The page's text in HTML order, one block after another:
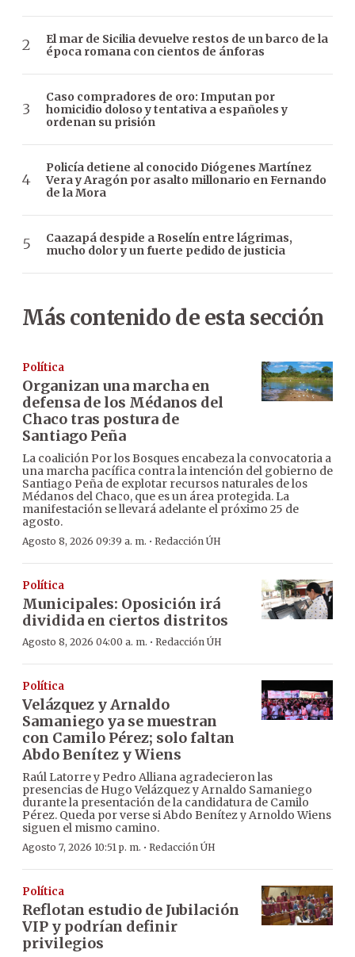
El mar de Sicilia devuelve restos de un barco de la
época romana con cientos de ánforas
Caso compradores de oro: Imputan por
homicidio doloso y tentativa a españoles y
ordenan su prisión
Policía detiene al conocido Diógenes Martínez
Vera y Aragón por asalto millonario en Fernando
de la Mora
Caazapá despide a Roselín entre lágrimas,
mucho dolor y un fuerte pedido de justicia
Más contenido de esta sección
Política
Organizan una marcha en
defensa de los Médanos del
Chaco tras postura de
Santiago Peña
La coalición Por los Bosques encabeza la convocatoria a
una marcha pacífica contra la intención del gobierno de
Santiago Peña de explotar recursos naturales de los
Médanos del Chaco, que es un área protegida. La
manifestación se llevará adelante el próximo 25 de
agosto.
Agosto 8, 2026 09:39 a. m. · Redacción ÚH
Política
Municipales: Oposición irá
dividida en ciertos distritos
Agosto 8, 2026 04:00 a. m. · Redacción ÚH
Política
Velázquez y Arnaldo
Samaniego ya se muestran
con Camilo Pérez; solo faltan
Abdo Benítez y Wiens
Raúl Latorre y Pedro Alliana agradecieron las
presencias de Hugo Velázquez y Arnaldo Samaniego
durante la presentación de la candidatura de Camilo
Pérez. Queda por verse si Abdo Benítez y Arnoldo Wiens
siguen el mismo camino.
Agosto 7, 2026 10:51 p. m. · Redacción ÚH
Política
Reflotan estudio de Jubilación
VIP y podrían definir
privilegios